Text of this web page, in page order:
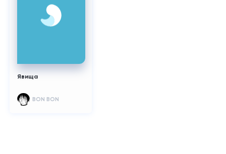
Явища
BON BON